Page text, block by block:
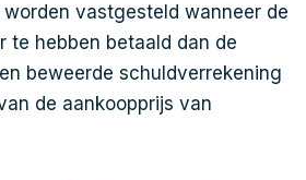
vastgesteld wanneer de
te hebben betaald dan de
beweerde schuldverrekening
de aankoopprijs van